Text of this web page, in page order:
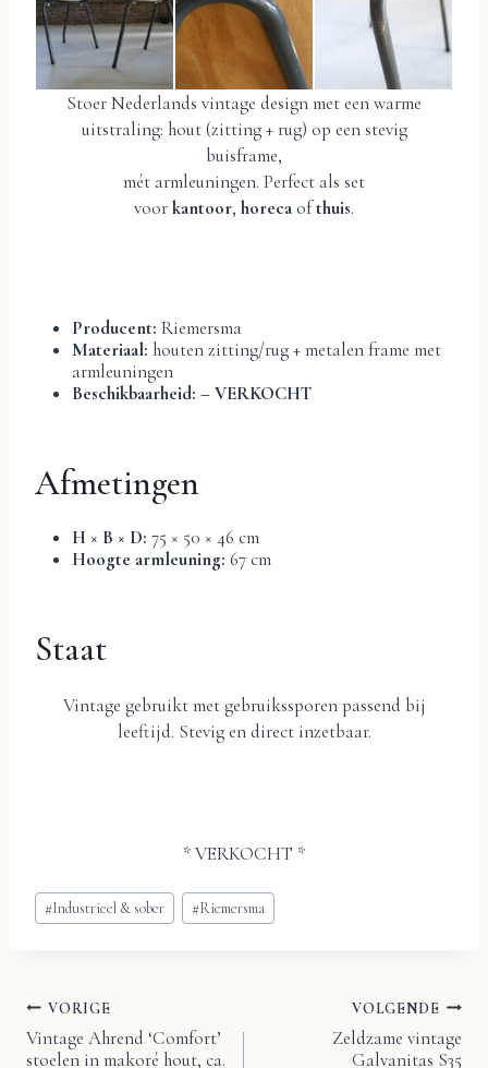
Stoer Nederlands vintage design met een warme
uitstraling: hout (zitting + rug) op een stevig
buisframe,
mét armleuningen. Perfect als set
voorkantoor, horecaofthuis.
Producent: Riemersma
Materiaal: houten zitting/rug + metalen frame met
armleuningen
Beschikbaarheid: – VERKOCHT
Afmetingen
H × B × D: 75 × 50 × 46 cm
Hoogte armleuning: 67 cm
Staat
Vintage gebruikt met gebruikssporen passend bij
leeftijd. Stevig en direct inzetbaar.
* VERKOCHT *
Bericht
tags:
#Industrieel & sober #Riemersma
Bericht
VORIGE
Vintage Ahrend ‘Comfort’
stoelen in makoré hout, ca.
VOLGENDE
Zeldzame vintage
Galvanitas S35